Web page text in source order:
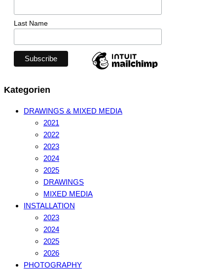
Last Name
Kategorien
DRAWINGS & MIXED MEDIA
2021
2022
2023
2024
2025
DRAWINGS
MIXED MEDIA
INSTALLATION
2023
2024
2025
2026
PHOTOGRAPHY